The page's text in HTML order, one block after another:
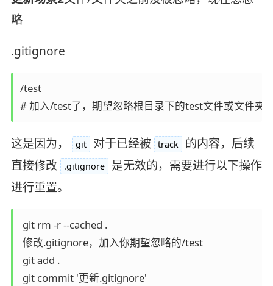
略
.gitignore
/test
# 加入/test了，期望忽略根目录下的test文件或文件夹
这是因为， git 对于已经被 track
的内容，后续
直接修改
.gitignore
是无效的，需要进行以下操作
进行重置。
git rm -r --cached .
修改.gitignore，加入你期望忽略的/test
git add .
git commit '更新.gitignore'